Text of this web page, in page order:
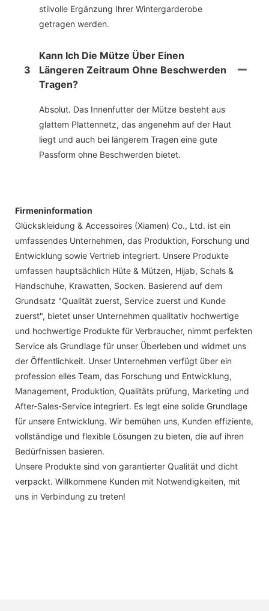
stilvolle Ergänzung Ihrer Wintergarderobe
getragen werden.
3
Kann Ich Die Mütze Über Einen
Längeren Zeitraum Ohne Beschwerden
Tragen?
Absolut. Das Innenfutter der Mütze besteht aus
glattem Plattennetz, das angenehm auf der Haut
liegt und auch bei längerem Tragen eine gute
Passform ohne Beschwerden bietet.
Firmeninformation
Glückskleidung & Accessoires (Xiamen) Co., Ltd. ist ein
umfassendes Unternehmen, das Produktion, Forschung und
Entwicklung sowie Vertrieb integriert. Unsere Produkte
umfassen hauptsächlich Hüte & Mützen, Hijab, Schals &
Handschuhe, Krawatten, Socken. Basierend auf dem
Grundsatz "Qualität zuerst, Service zuerst und Kunde
zuerst", bietet unser Unternehmen qualitativ hochwertige
und hochwertige Produkte für Verbraucher, nimmt perfekten
Service als Grundlage für unser Überleben und widmet uns
der Öffentlichkeit. Unser Unternehmen verfügt über ein
profession elles Team, das Forschung und Entwicklung,
Management, Produktion, Qualitäts prüfung, Marketing und
After-Sales-Service integriert. Es legt eine solide Grundlage
für unsere Entwicklung. Wir bemühen uns, Kunden effiziente,
vollständige und flexible Lösungen zu bieten, die auf ihren
Bedürfnissen basieren.
Unsere Produkte sind von garantierter Qualität und dicht
verpackt. Willkommene Kunden mit Notwendigkeiten, mit
uns in Verbindung zu treten!